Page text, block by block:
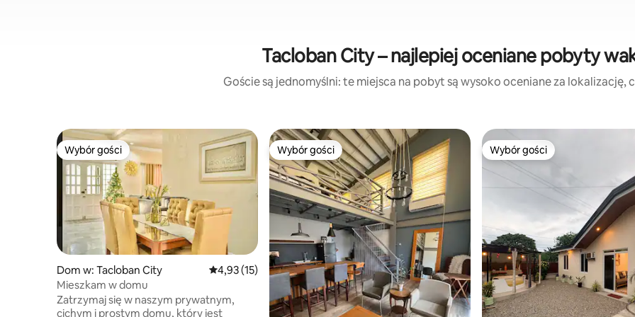
Tacloban City – najlepiej oceniane pobyty
Goście są jednomyślni: te miejsca na pobyt są wysoko oceniane za lokalizację,
Wybór gości
Wybór gości
Dom w: Tacloban City Średnia ocena: 4,93 na 5, liczba recenzji: 15
4,93 (15)
Mieszkam w domu
Zatrzymaj się w naszym prywatnym,
cichym i prostym domu, który jest
Wybór gości
Wybór gości Wybór gości
Wybór gości